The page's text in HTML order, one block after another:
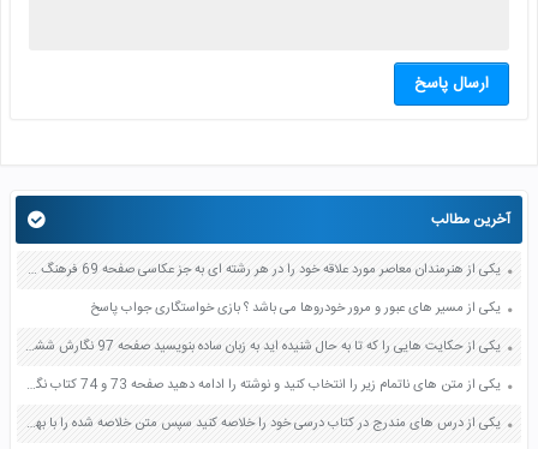
ارسال پاسخ
آخرین مطالب
یکی از هنرمندان معاصر مورد علاقه خود را در هر رشته ای به جز عکاسی صفحه 69 فرهنگ و هنر نهم
یکی از مسیر های عبور و مرور خودروها می باشد ؟ بازی خواستگاری جواب پاسخ
یکی از حکایت هایی را که تا به حال شنیده اید به زبان ساده بنویسید صفحه 97 نگارش ششم دبستان
یکی از متن های ناتمام زیر را انتخاب کنید و نوشته را ادامه دهید صفحه 73 و 74 کتاب نگارش فارسی پنجم دبستان
یکی از درس های مندرج در کتاب درسی خود را خلاصه کنید سپس متن خلاصه شده را با بهره گیری از روش های دسته بندی نمودار جدول نقشه مفهومی نشان دهید صفحه 118 نگارش یازدهم